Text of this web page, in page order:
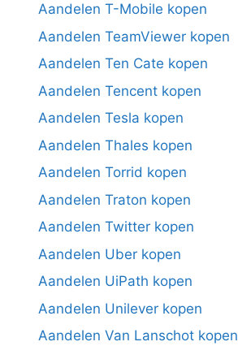
Aandelen T-Mobile kopen
Aandelen TeamViewer kopen
Aandelen Ten Cate kopen
Aandelen Tencent kopen
Aandelen Tesla kopen
Aandelen Thales kopen
Aandelen Torrid kopen
Aandelen Traton kopen
Aandelen Twitter kopen
Aandelen Uber kopen
Aandelen UiPath kopen
Aandelen Unilever kopen
Aandelen Van Lanschot kopen